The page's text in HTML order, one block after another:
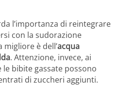
l’importanza di reintegrare
con la sudorazione
migliore è dell’acqua
. Attenzione, invece, ai
bibite gassate possono
di zuccheri aggiunti.